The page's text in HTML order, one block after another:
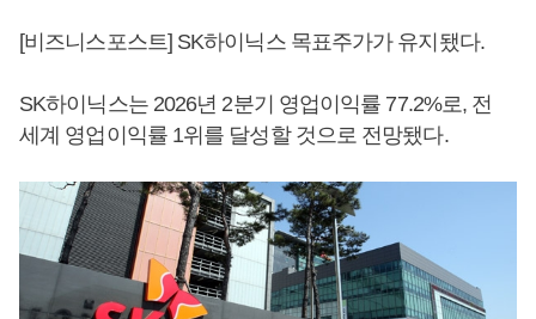
[비즈니스포스트] SK하이닉스 목표주가가 유지됐다.
SK하이닉스는 2026년 2분기 영업이익률 77.2%로, 전
세계 영업이익률 1위를 달성할 것으로 전망됐다.